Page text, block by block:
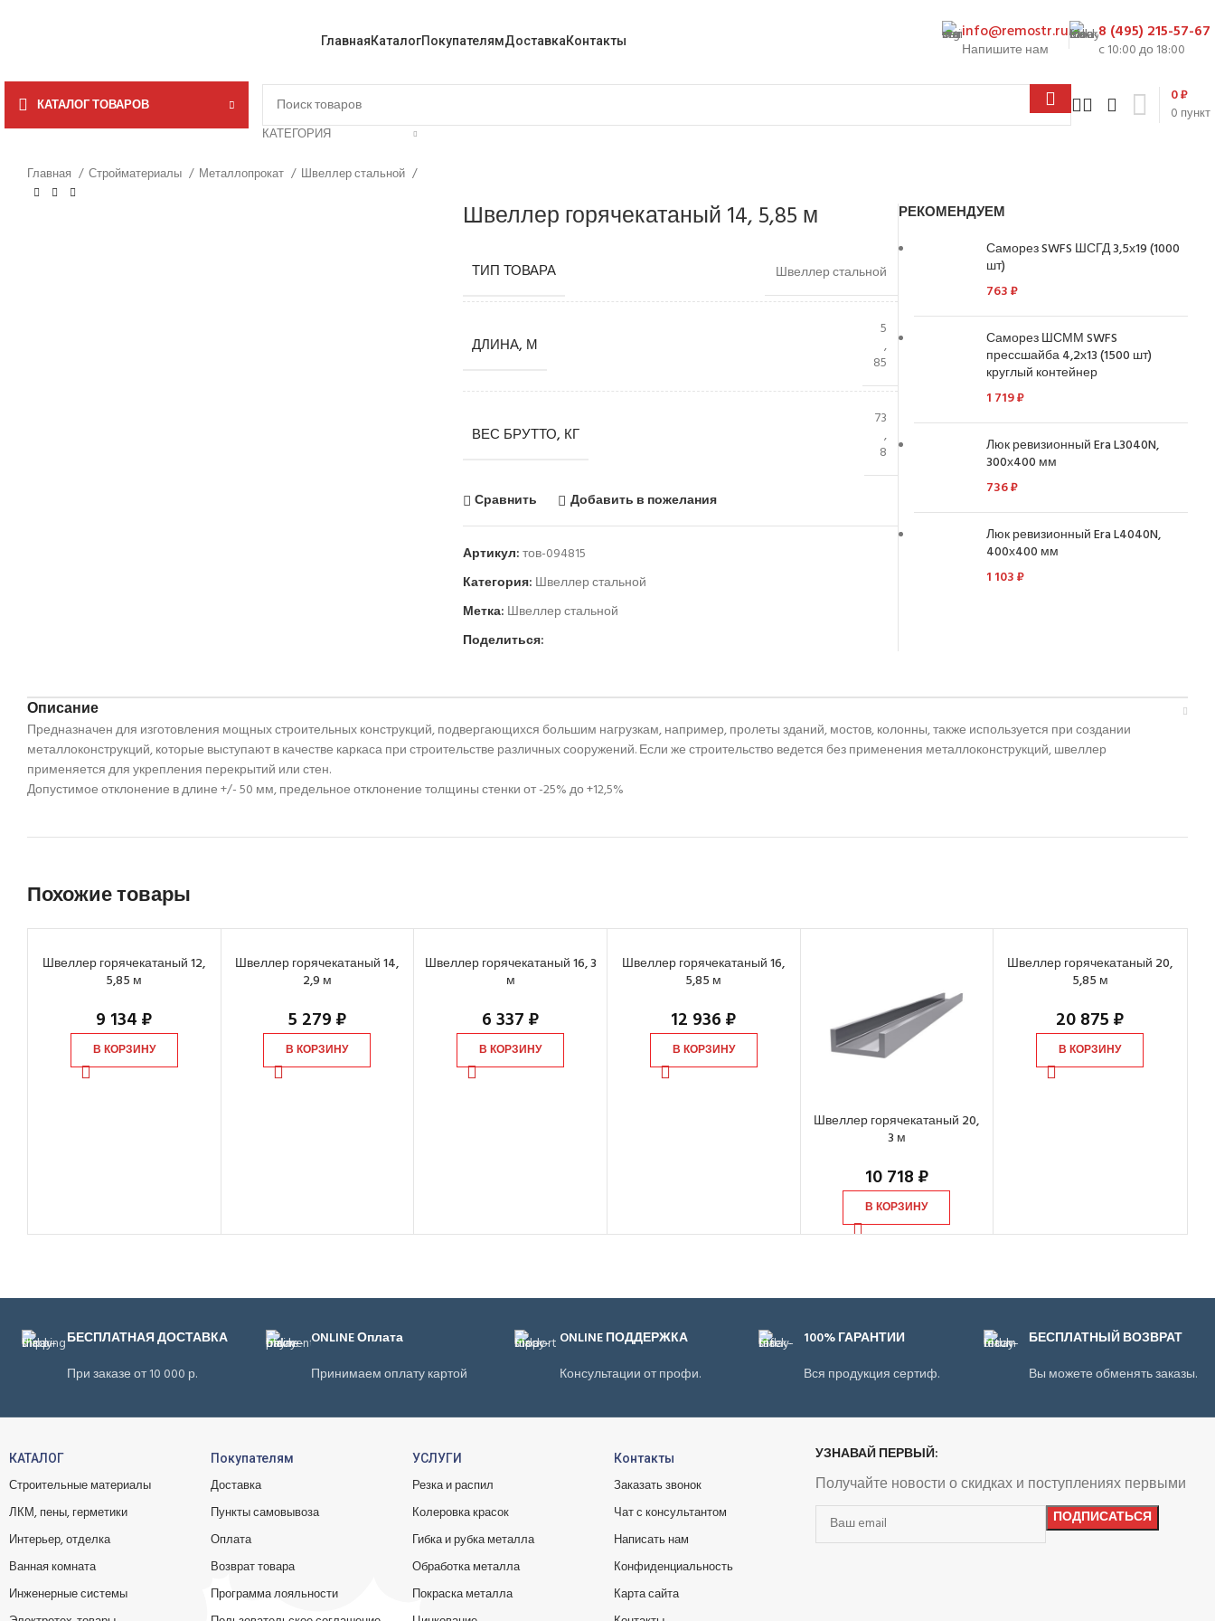
ГлавнаяКаталогПокупателямДоставкаКонтакты info@remostr.ru
Напишите нам
8 (495) 215-57-67
c 10:00 до 18:00
КАТАЛОГ ТОВАРОВ
КАТЕГОРИЯ
0 пункт
0₽
Главная Стройматериалы Металлопрокат Швеллер стальной
Швеллер горячекатаный 14, 5,85 м
ТИП ТОВАРА Швеллер стальной
ДЛИНА, М
5
,
85
ВЕС БРУТТО, КГ
73
,
8
Сравнить Добавить в пожелания
Артикул:тов-094815
Категория: Швеллер стальной
Метка: Швеллер стальной
Поделиться:
РЕКОМЕНДУЕМ
Саморез SWFS ШСГД 3,5х19 (1000
шт)
763₽
Саморез ШСММ SWFS
прессшайба 4,2х13 (1500 шт)
круглый контейнер
1 719₽
Люк ревизионный Era L3040N,
300х400 мм
736₽
Люк ревизионный Era L4040N,
400х400 мм
1 103₽
Описание
Предназначен для изготовления мощных строительных конструкций, подвергающихся большим нагрузкам, например, пролеты зданий, мостов, колонны, также используется при создании
металлоконструкций, которые выступают в качестве каркаса при строительстве различных сооружений. Если же строительство ведется без применения металлоконструкций, швеллер
применяется для укрепления перекрытий или стен.
Допустимое отклонение в длине +/- 50 мм, предельное отклонение толщины стенки от -25% до +12,5%
Похожие товары
Швеллер горячекатаный 12,
5,85 м
9 134₽
В КОРЗИНУ
Швеллер горячекатаный 14,
2,9 м
5 279₽
В КОРЗИНУ
Швеллер горячекатаный 16, 3
м
6 337₽
В КОРЗИНУ
Швеллер горячекатаный 16,
5,85 м
12 936₽
В КОРЗИНУ
Швеллер горячекатаный 20,
3 м
10 718₽
В КОРЗИНУ
Швеллер горячекатаный 20,
5,85 м
20 875₽
В КОРЗИНУ
БЕСПЛАТНАЯ ДОСТАВКА
При заказе от 10 000 р.
ONLINE Оплата
Принимаем оплату картой
ONLINE ПОДДЕРЖКА
Консультации от профи.
100% ГАРАНТИИ
Вся продукция сертиф.
БЕСПЛАТНЫЙ ВОЗВРАТ
Вы можете обменять заказы.
КАТАЛОГ
Строительные материалы
ЛКМ, пены, герметики
Интерьер, отделка
Ванная комната
Инженерные системы
Покупателям
Доставка
Пункты самовывоза
Оплата
Возврат товара
Программа лояльности
УСЛУГИ
Резка и распил
Колеровка красок
Гибка и рубка металла
Обработка металла
Покраска металла
Контакты
Заказать звонок
Чат с консультантом
Написать нам
Конфиденциальность
Карта сайта
УЗНАВАЙ ПЕРВЫЙ:
Получайте новости о скидках и поступлениях первыми